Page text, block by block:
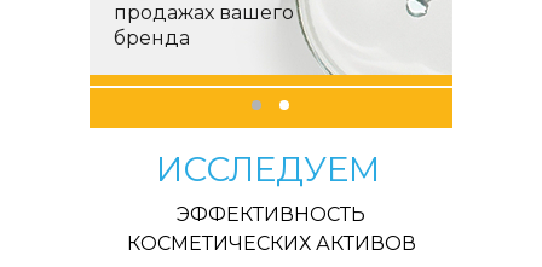
продажах вашего
бренда
ИССЛЕДУЕМ
ЭФФЕКТИВНОСТЬ
КОСМЕТИЧЕСКИХ АКТИВОВ